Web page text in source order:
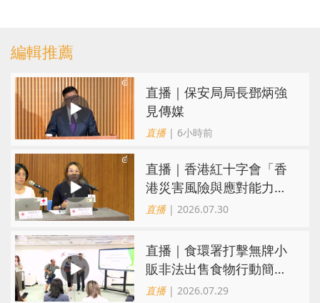
編輯推薦
直播｜保安局局長鄧炳強
見傳媒
直播| 6小時前
直播｜香港紅十字會「香
港災害風險與應對能力地
圖2026」研究發佈會
直播| 2026.07.30
直播｜食環署打擊無牌小
販非法出售食物行動簡報
會
直播| 2026.07.29